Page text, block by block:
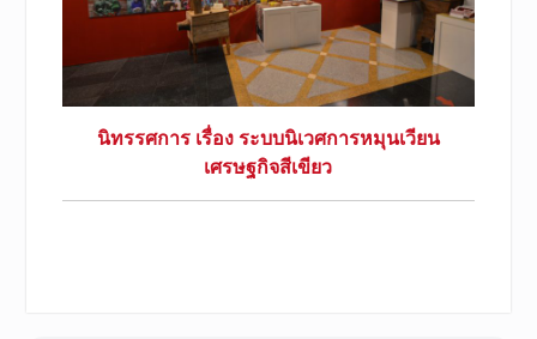
นิทรรศการ เรื่อง ระบบนิเวศการหมุนเวียน
เศรษฐกิจสีเขียว